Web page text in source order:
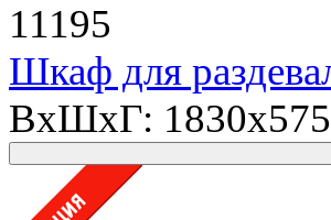
11195
Шкаф для
ВхШхГ: